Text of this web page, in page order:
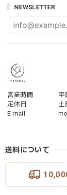
NEWSLETTER
営業時間
平
定休日
土
E-mail
送料について